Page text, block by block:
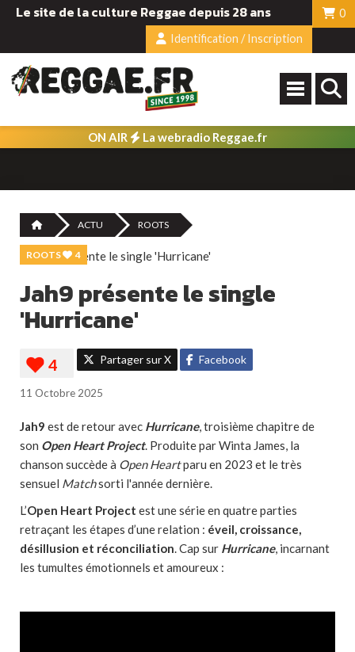
Le site de la culture Reggae depuis 28 ans
0
Identification / Inscription
ON AIR La webradio Reggae.fr
ACTU ROOTS
ROOTS 4
Jah9 présente le single
'Hurricane'
Partager sur X Facebook
11 Octobre 2025
Jah9 est de retour avec Hurricane, troisième chapitre de
son Open Heart Project. Produite par Winta James, la
chanson succède à Open Heartparu en 2023 et le très
sensuel Matchsorti l'année dernière.
L’Open Heart Project est une série en quatre parties
retraçant les étapes d’une relation : éveil, croissance,
désillusion et réconciliation. Cap sur Hurricane, incarnant
les tumultes émotionnels et amoureux :